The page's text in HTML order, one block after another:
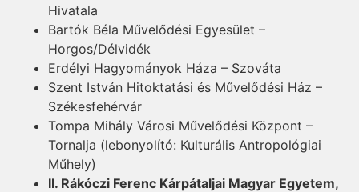
Hivatala
Bartók Béla Művelődési Egyesület –
Horgos/Délvidék
Erdélyi Hagyományok Háza – Szováta
Szent István Hitoktatási és Művelődési Ház –
Székesfehérvár
Tompa Mihály Városi Művelődési Központ –
Tornalja (lebonyolító: Kulturális Antropológiai
Műhely)
II. Rákóczi Ferenc Kárpátaljai Magyar Egyetem,